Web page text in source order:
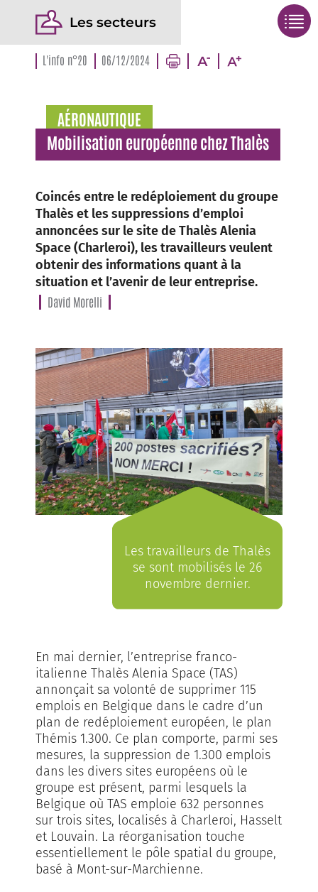
Les secteurs
L'info n°20 06/12/2024
AÉRONAUTIQUE
Mobilisation européenne chez Thalès
Coincés entre le redéploiement du groupe
Thalès et les suppressions d’emploi
annoncées sur le site de Thalès Alenia
Space (Charleroi), les travailleurs veulent
obtenir des informations quant à la
situation et l’avenir de leur entreprise.
David Morelli
Les travailleurs de Thalès
se sont mobilisés le 26
novembre dernier.
En mai dernier, l’entreprise franco-
italienne Thalès Alenia Space (TAS)
annonçait sa volonté de supprimer 115
emplois en Belgique dans le cadre d’un
plan de redéploiement européen, le plan
Thémis 1.300. Ce plan comporte, parmi ses
mesures, la suppression de 1.300 emplois
dans les divers sites européens où le
groupe est présent, parmi lesquels la
Belgique où TAS emploie 632 personnes
sur trois sites, localisés à Charleroi, Hasselt
et Louvain. La réorganisation touche
essentiellement le pôle spatial du groupe,
basé à Mont-sur-Marchienne.